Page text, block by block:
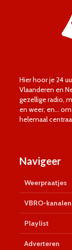
Hier hoor je 24
Vlaanderen en
gezellige radio,
en weer, en…
helemaal
Navigeer
Weerpraatjes
VBRO-kanalen
Playlist
Adverteren